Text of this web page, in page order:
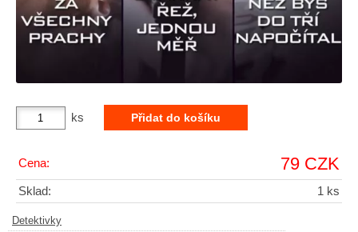
ks
Cena: 79 CZK
Sklad: 1 ks
Detektivky